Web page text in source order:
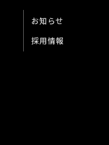
お知らせ
採用情報